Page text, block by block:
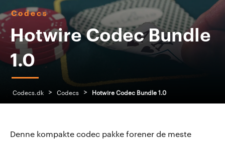
Codecs
Hotwire Codec Bundle
1.0
Codecs.dk > Codecs > Hotwire Codec Bundle 1.0
Denne kompakte codec pakke forener de meste